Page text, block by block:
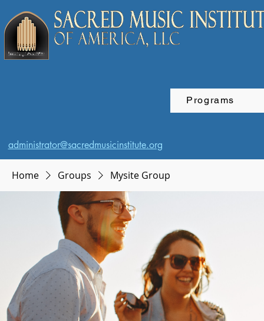
Programs
administrator@sacredmusicinstitute.org
Home Groups Mysite Group